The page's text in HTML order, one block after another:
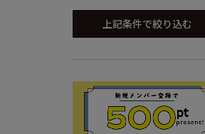
上記条件で絞り込む
ご注意事項